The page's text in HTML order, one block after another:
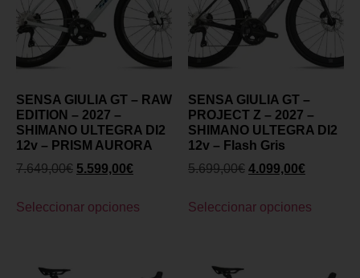
SENSA GIULIA GT – RAW
EDITION – 2027 –
SHIMANO ULTEGRA DI2
12v – PRISM AURORA
7.649,00€ 5.599,00€
Seleccionar opciones
SENSA GIULIA GT –
PROJECT Z – 2027 –
SHIMANO ULTEGRA DI2
12v – Flash Gris
5.699,00€ 4.099,00€
Seleccionar opciones